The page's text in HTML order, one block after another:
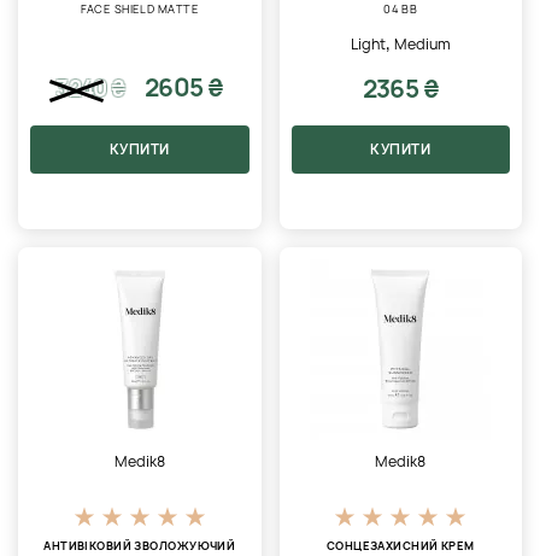
FACE SHIELD MATTE
3240₴ 2605 ₴
КУПИТИ
04 BB
Light, Medium
2365 ₴
КУПИТИ
Medik8
АНТИВІКОВИЙ ЗВОЛОЖУЮЧИЙ
Medik8
СОНЦЕЗАХИСНИЙ КРЕМ